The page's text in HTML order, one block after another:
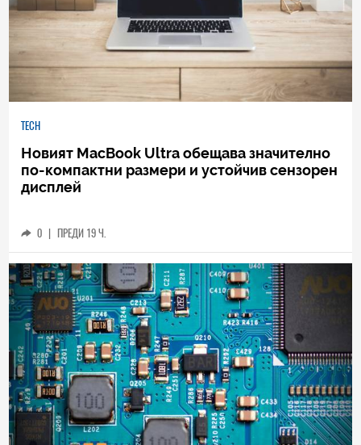
TECH
Новият MacBook Ultra обещава значително
по-компактни размери и устойчив сензорен
дисплей
0 | ПРЕДИ 19 Ч.